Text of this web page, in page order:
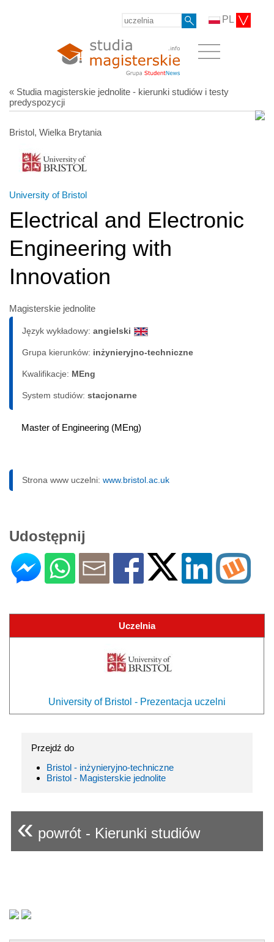
PL
« Studia magisterskie jednolite - kierunki studiów i testy
predyspozycji
Bristol, Wielka Brytania
University of Bristol
Electrical and Electronic
Engineering with
Innovation
Magisterskie jednolite
Język wykładowy: angielski
Grupa kierunków: inżynieryjno-techniczne
Kwalifikacje: MEng
System studiów: sta­cjo­nar­ne
Master of Engineering (MEng)
Strona www uczelni: www.bristol.ac.uk
Udostępnij
Uczelnia
University of Bristol - Prezentacja uczelni
Przejdź do
Bristol - inżynieryjno-techniczne
Bristol - Magisterskie jednolite
« powrót - Kierunki studiów